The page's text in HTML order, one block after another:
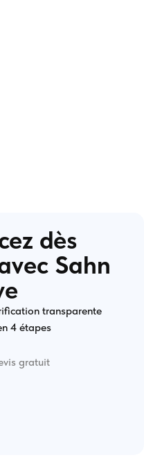
dès
Sahn
transparente
4 étapes
gratuit